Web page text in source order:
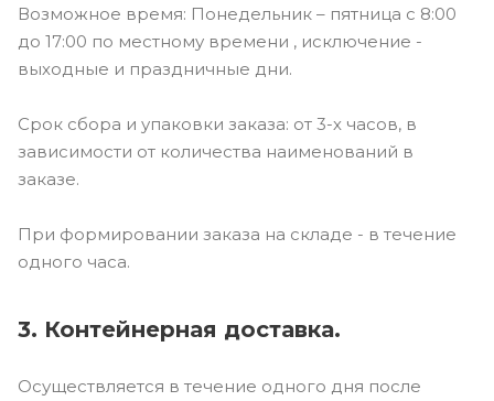
Возможное время: Понедельник – пятница с 8:00
до 17:00 по местному времени , исключение -
выходные и праздничные дни.
Срок сбора и упаковки заказа: от 3-х часов, в
зависимости от количества наименований в
заказе.
При формировании заказа на складе - в течение
одного часа.
3. Контейнерная доставка.
Осуществляется в течение одного дня после